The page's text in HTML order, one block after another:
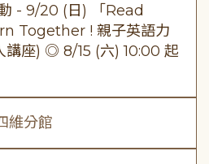
- 9/20 (日) 「Read
Together ! 親子英語力
講座) ◎ 8/15 (六) 10:00 起
維分館